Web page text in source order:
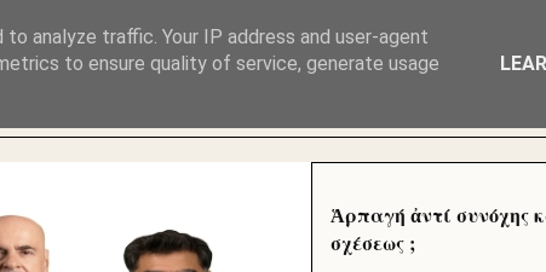
Ἁρπαγή ἀντί συνόχης
σχέσεως ;
analyze traffic. Your IP address and user-agent
to ensure quality of service, generate usage